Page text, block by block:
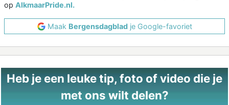
op AlkmaarPride.nl.
Maak Bergensdagbladje Google-favoriet
Heb je een leuke tip, foto of video die je
met ons wilt delen?